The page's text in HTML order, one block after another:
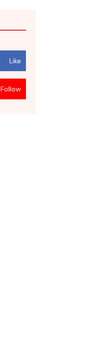
Like
Follow